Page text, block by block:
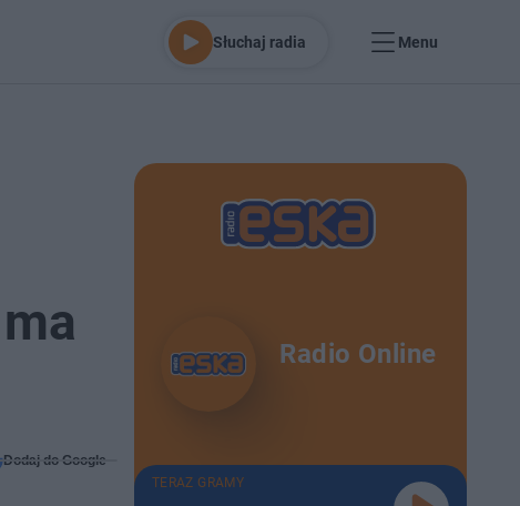
Słuchaj radia Menu
Dodaj do Google
Radio Online
TERAZ GRAMY